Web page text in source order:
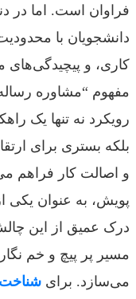
فراوان است. اما در
دانشجویان با
کاری، و
مفهوم “مشاوره
رویکرد نه تنها یک
بلکه بستری برای
و اصالت کار فراهم
پویش، به عنوان یکی
درک عمیق از این
مسیر پر پیچ و خم
می‌سازد. برای